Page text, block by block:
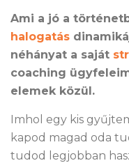
Ami a jó a
halogatás
néhányat a saját
coaching
elemek közül.
Imhol egy kis
kapod magad oda
tudod legjobban